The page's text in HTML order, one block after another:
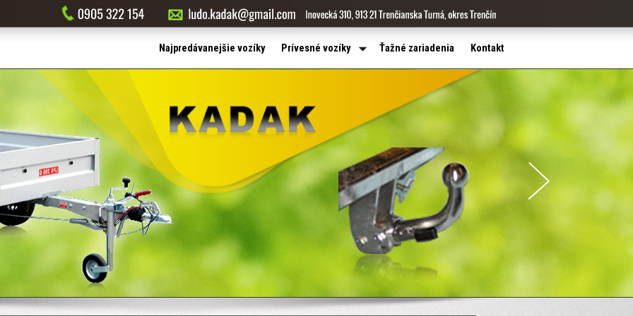
Najpredávanejšie vozíky Prívesné vozíky Ťažné zariadenia Kontakt